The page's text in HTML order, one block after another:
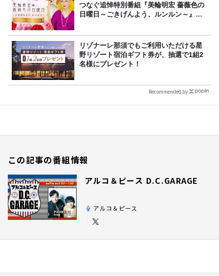
つなぐ追悼特別番組『美輪明宏 薔薇色の
日曜日～ごきげんよう、ルンルン～』
リゾナーレ那須でもご利用いただける星
野リゾート宿泊ギフト券が、抽選で1組2
名様にプレゼント！
Recommended by
この記事の番組情報
アルコ＆ピース D.C.GARAGE
アルコ＆ピース